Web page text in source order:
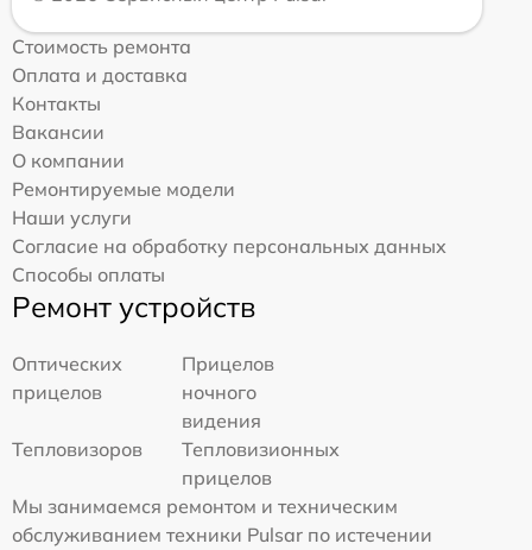
Стоимость ремонта
Оплата и доставка
Контакты
Вакансии
О компании
Ремонтируемые модели
Наши услуги
Согласие на обработку персональных данных
Способы оплаты
Ремонт устройств
Оптических
прицелов
Прицелов
ночного
видения
Тепловизоров
Тепловизионных
прицелов
Мы занимаемся ремонтом и техническим
обслуживанием техники Pulsar по истечении